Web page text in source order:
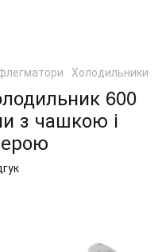
Холодильники
600
з чашкою і